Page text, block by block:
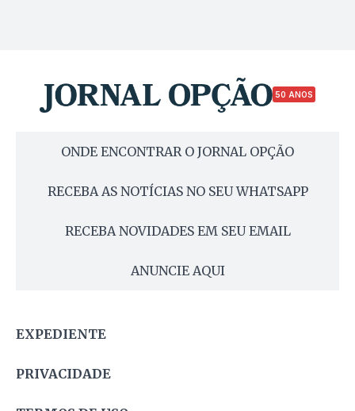
50 ANOS
ONDE ENCONTRAR O JORNAL OPÇÃO
RECEBA AS NOTÍCIAS NO SEU WHATSAPP
RECEBA NOVIDADES EM SEU EMAIL
ANUNCIE AQUI
EXPEDIENTE
PRIVACIDADE